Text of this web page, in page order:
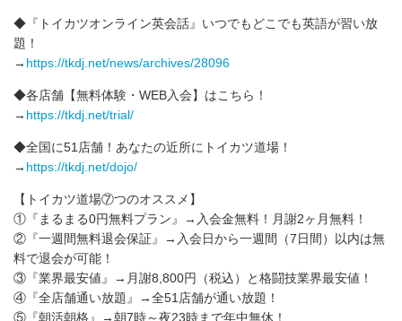
◆『トイカツオンライン英会話』いつでもどこでも英語が習い放
題！
→ https://tkdj.net/news/archives/28096
◆各店舗【無料体験・WEB入会】はこちら！
→ https://tkdj.net/trial/
◆全国に51店舗！あなたの近所にトイカツ道場！
→ https://tkdj.net/dojo/
【トイカツ道場⑦つのオススメ】
①『まるまる0円無料プラン』→入会金無料！月謝2ヶ月無料！
②『一週間無料退会保証』→入会日から一週間（7日間）以内は無
料で退会が可能！
③『業界最安値』→月謝8,800円（税込）と格闘技業界最安値！
④『全店舗通い放題』→全51店舗が通い放題！
⑤『朝活朝格』→朝7時～夜23時まで年中無休！